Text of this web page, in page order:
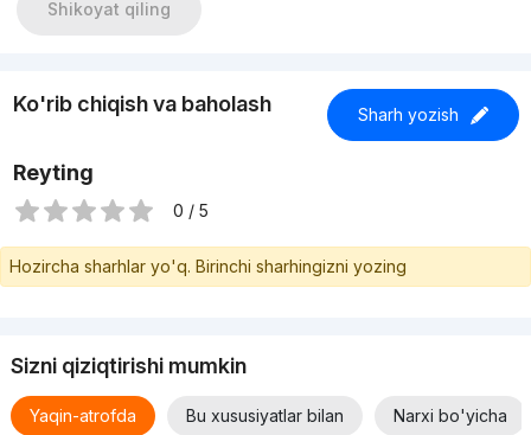
Shikoyat qiling
Ko'rib chiqish va baholash Sharh yozish
Reyting
0 / 5
Hozircha sharhlar yo'q. Birinchi sharhingizni yozing
Sizni qiziqtirishi mumkin
Yaqin-atrofda Bu xususiyatlar bilan Narxi bo'yicha